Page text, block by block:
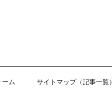
ム サイトマップ（記事一覧）